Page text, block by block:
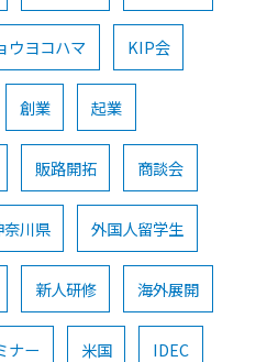
ウヨコハマ KIP会
創業 起業
販路開拓 商談会
奈川県 外国人留学生
新人研修 海外展開
ナー 米国 IDEC